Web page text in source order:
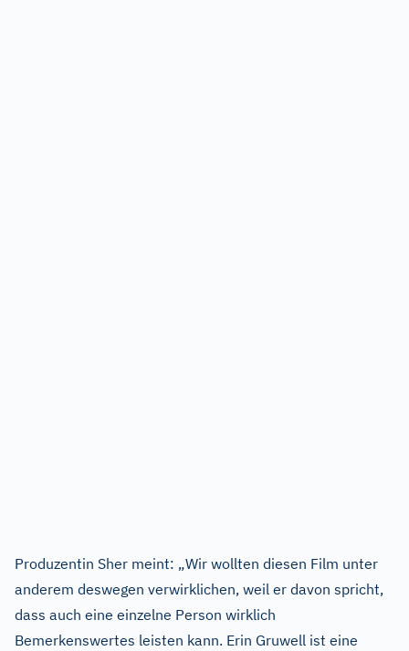
Produzentin Sher meint: „Wir wollten diesen Film unter
anderem deswegen verwirklichen, weil er davon spricht,
dass auch eine einzelne Person wirklich
Bemerkenswertes leisten kann. Erin Gruwell ist eine